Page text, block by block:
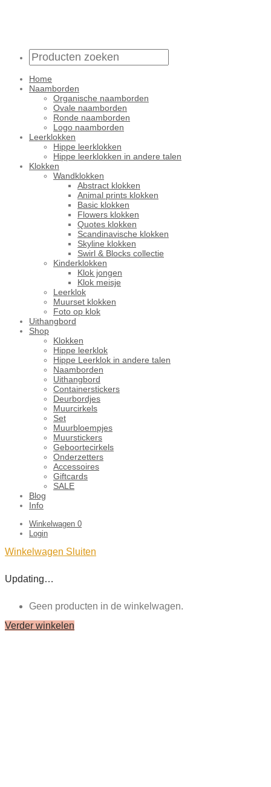
Home
Naamborden
Organische naamborden
Ovale naamborden
Ronde naamborden
Logo naamborden
Leerklokken
Hippe leerklokken
Hippe leerklokken in andere talen
Klokken
Wandklokken
Abstract klokken
Animal prints klokken
Basic klokken
Flowers klokken
Quotes klokken
Scandinavische klokken
Skyline klokken
Swirl & Blocks collectie
Kinderklokken
Klok jongen
Klok meisje
Leerklok
Muurset klokken
Foto op klok
Uithangbord
Shop
Klokken
Hippe leerklok
Hippe Leerklok in andere talen
Naamborden
Uithangbord
Containerstickers
Deurbordjes
Muurcirkels
Set
Muurbloempjes
Muurstickers
Geboortecirkels
Onderzetters
Accessoires
Giftcards
SALE
Blog
Info
Winkelwagen 0
Login
Winkelwagen Sluiten
Updating…
Geen producten in de winkelwagen.
Verder winkelen